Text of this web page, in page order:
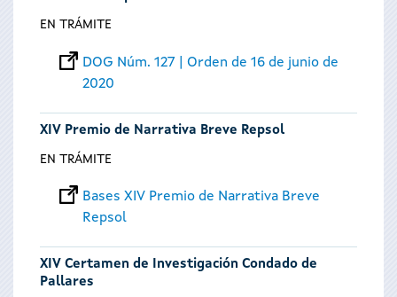
EN TRÁMITE
DOG Núm. 127 | Orden de 16 de junio de
2020
XIV Premio de Narrativa Breve Repsol
EN TRÁMITE
Bases XIV Premio de Narrativa Breve
Repsol
XIV Certamen de Investigación Condado de
Pallares